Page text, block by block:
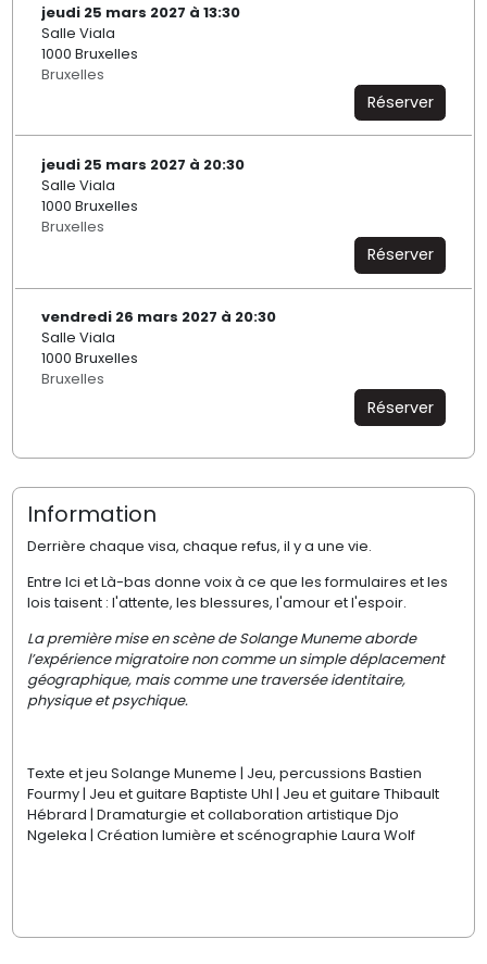
jeudi 25 mars 2027 à 13:30
Salle Viala
1000 Bruxelles
Bruxelles
Réserver
jeudi 25 mars 2027 à 20:30
Salle Viala
1000 Bruxelles
Bruxelles
Réserver
vendredi 26 mars 2027 à 20:30
Salle Viala
1000 Bruxelles
Bruxelles
Réserver
Information
Derrière chaque visa, chaque refus, il y a une vie.
Entre Ici et Là-bas donne voix à ce que les formulaires et les
lois taisent : l'attente, les blessures, l'amour et l'espoir.
La première mise en scène de Solange Muneme aborde
l’expérience migratoire non comme un simple déplacement
géographique, mais comme une traversée identitaire,
physique et psychique.
Texte et jeu Solange Muneme | Jeu, percussions Bastien
Fourmy | Jeu et guitare Baptiste Uhl | Jeu et guitare Thibault
Hébrard | Dramaturgie et collaboration artistique Djo
Ngeleka | Création lumière et scénographie Laura Wolf